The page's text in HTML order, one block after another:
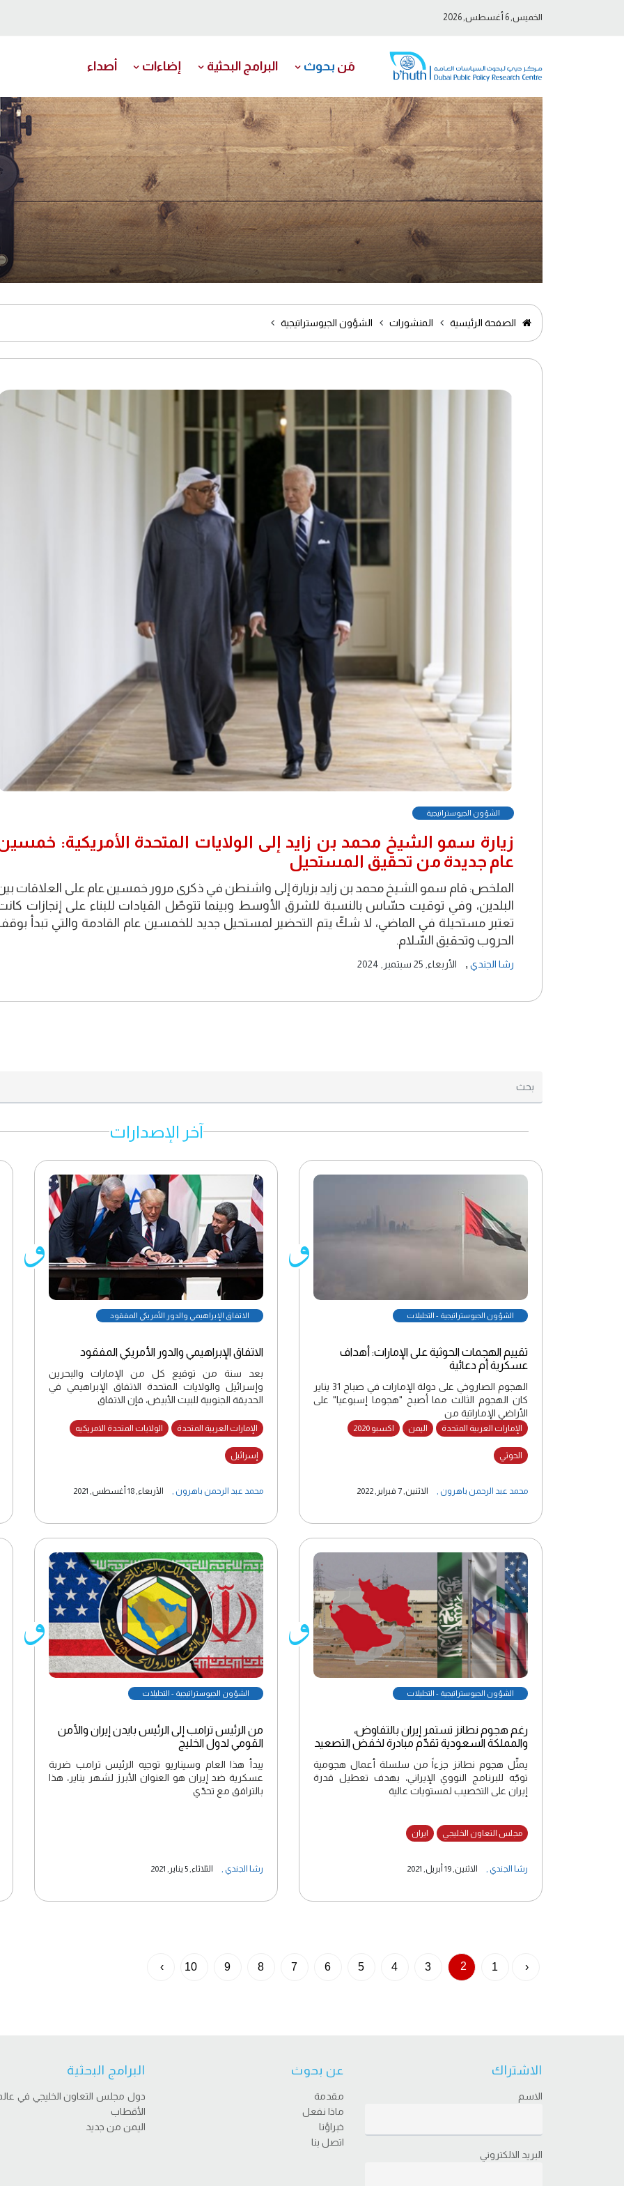
الخميس, 6 أغسطس, 2026
مَن بحوث البرامج البحثية إضاءات أصداء
الصفحة الرئيسية المنشورات الشؤون الجيوستراتيجية
الشؤون الجيوستراتيجية
زيارة سمو الشيخ محمد بن زايد إلى الولايات المتحدة الأمريكية:
عام جديدة من تحقيق المستحيل
الملخص: قام سمو الشيخ محمد بن زايد بزيارة إلى واشنطن في ذكرى مرور خمسين عام على العلاقات
البلدين، وفي توقيت حسّاس بالنسبة للشرق الأوسط وبينما تتوصّل القيادات للبناء على إنجازات
تعتبر مستحيلة في الماضي، لا شكّ يتم التحضير لمستحيل جديد للخمسين عام القادمة والتي تبدأ
الحروب وتحقيق السّلام.
رشا الجندي , الأربعاء, 25 سبتمبر, 2024
آخر الإصدارات
الشؤون الجيوستراتيجية - التحليلات
تقييم الهجمات الحوثية على الإمارات: أهداف
عسكرية أم دعائية
الهجوم الصاروخي على دولة الإمارات في صباح 31 يناير
كان الهجوم الثالث مما أصبح "هجوما إسبوعيا" على
الأراضي الإماراتية من
محمد عبد الرحمن باهرون الاثنين, 7 فبراير, 2022
الإمارات العربية المتحدة اليمن اكسبو 2020
الحوثي
الاتفاق الإبراهيمي والدور الأمريكي المفقود
الاتفاق الإبراهيمي والدور الأمريكي المفقود
بعد سنة من توقيع كل من الإمارات والبحرين
وإسرائيل والولايات المتحدة الاتفاق الإبراهيمي في
الحديقة الجنوبية للبيت الأبيض، فإن الاتفاق
محمد عبد الرحمن باهرون الأربعاء, 18 أغسطس, 2021
الإمارات العربية المتحدة الولايات المتحدة الامريكيه
إسرائيل
الشؤون الجيوستراتيجية - التحليلات
رغم هجوم نطانز تستمر إيران بالتفاوض،
والمملكة السعودية تقدّم مبادرة لخفض التصعيد
يمثّل هجوم نطانز جزءاً من سلسلة أعمال هجومية
توجّه للبرنامج النووي الإيراني، بهدف تعطيل قدرة
إيران على التخصيب لمستويات عالية
رشا الجندي الاثنين, 19 أبريل, 2021
مجلس التعاون الخليجي ايران
الشؤون الجيوستراتيجية - التحليلات
من الرئيس ترامب إلى الرئيس بايدن إيران والأمن
القومي لدول الخليج
يبدأ هذا العام وسيناريو توجيه الرئيس ترامب ضربة
عسكرية ضد إيران هو العنوان الأبرز لشهر يناير، هذا
بالترافق مع تحدّي
رشا الجندي الثلاثاء, 5 يناير, 2021
‹
1
2
3
4
5
6
7
8
9
10
›
الاشتراك
الاسم
البريد الالكتروني
عن بحوث
مقدمة
ماذا نفعل
خبراؤنا
اتصل بنا
البرامج البحثية
دول مجلس التعاون الخليجي في
الأقطاب
اليمن من جديد